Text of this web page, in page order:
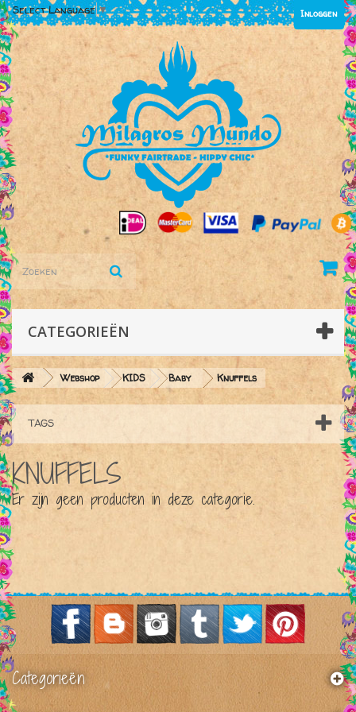
Inloggen
Select Language ▼
CATEGORIEËN
Webshop KIDS Baby Knuffels
TAGS
KNUFFELS
Er zijn geen producten in deze categorie.
Categorieën